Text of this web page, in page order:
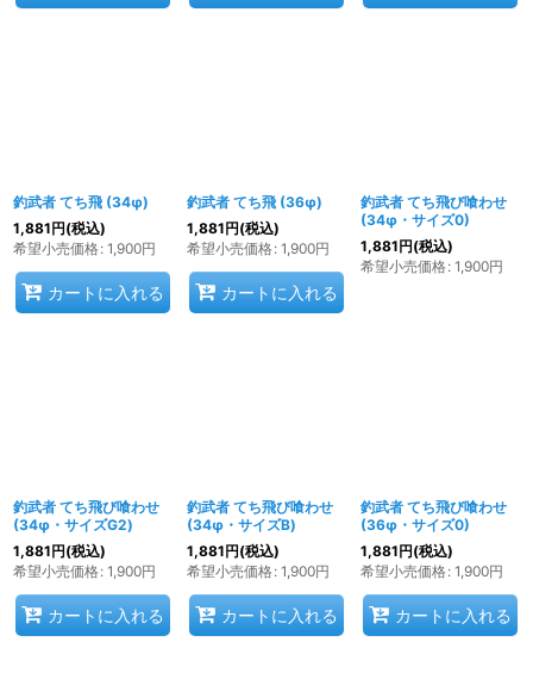
釣武者 てち飛 (34φ)
1,881円(税込)
希望小売価格: 1,900円
カートに入れる
釣武者 てち飛 (36φ)
1,881円(税込)
希望小売価格: 1,900円
カートに入れる
釣武者 てち飛び喰わせ
(34φ・サイズ0)
1,881円(税込)
希望小売価格: 1,900円
釣武者 てち飛び喰わせ
(34φ・サイズG2)
1,881円(税込)
希望小売価格: 1,900円
カートに入れる
釣武者 てち飛び喰わせ
(34φ・サイズB)
1,881円(税込)
希望小売価格: 1,900円
カートに入れる
釣武者 てち飛び喰わせ
(36φ・サイズ0)
1,881円(税込)
希望小売価格: 1,900円
カートに入れる